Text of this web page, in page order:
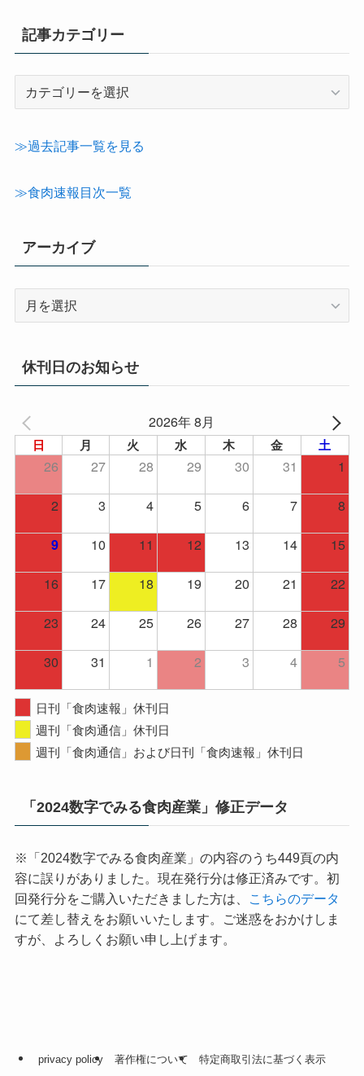
記事カテゴリー
テ
≫過去記事一覧を見る
≫食肉速報目次一覧
アーカイブ
イ
ブ
休刊日のお知らせ
2026年 8月
日 月 火 水 木 金 土
26 27 28 29 30 31
1
2
3 4 5 6 7 8
9 10 11 12 13 14
15
16
17 18 19 20 21
22
23
24 25 26 27 28
29
30
31 1 2 3 4 5
日刊「食肉速報」休刊日
週刊「食肉通信」休刊日
週刊「食肉通信」および日刊「食肉速報」休刊日
「2024数字でみる食肉産業」修正データ
※「2024数字でみる食肉産業」の内容のうち449頁の内
容に誤りがありました。現在発行分は修正済みです。初
回発行分をご購入いただきました方は、
こちらのデータ
にて差し替えをお願いいたします。ご迷惑をおかけしま
すが、よろしくお願い申し上げます。
privacy policy 著作権について 特定商取引法に基づく表示